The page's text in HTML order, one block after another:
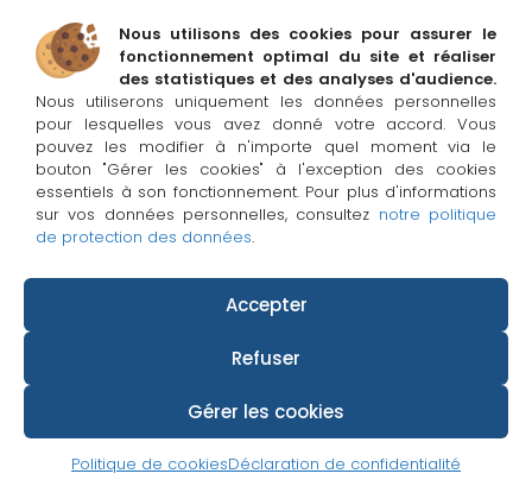
Nous utilisons des cookies pour assurer le
fonctionnement optimal du site et réaliser
des statistiques et des analyses d'audience.
Nous utiliserons uniquement les données personnelles
pour lesquelles vous avez donné votre accord. Vous
pouvez les modifier à n'importe quel moment via le
bouton "Gérer les cookies" à l'exception des cookies
essentiels à son fonctionnement. Pour plus d'informations
sur vos données personnelles, consultez notre politique
de protection des données.
Accepter
Refuser
Gérer les cookies
Politique de cookiesDéclaration de confidentialité
Suivez Adapt immo sur les réseaux
La Newsletter Adapt immo
Nouveautés, promos et actus immobilières pour les
pros de l'immo !
If you cannot view this landing page, please click
Plan du site Mentions légales Politique de confidentialité